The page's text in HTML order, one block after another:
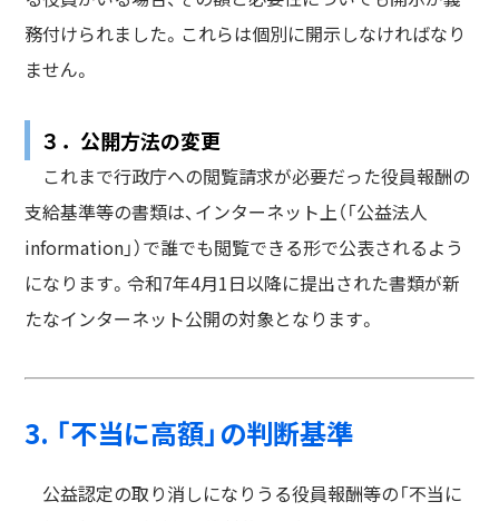
務付けられました。これらは個別に開示しなければなり
ません。
３．公開方法の変更
これまで行政庁への閲覧請求が必要だった役員報酬の
支給基準等の書類は、インターネット上（「公益法人
information」）で誰でも閲覧できる形で公表されるよう
になります。令和7年4月1日以降に提出された書類が新
たなインターネット公開の対象となります。
3. 「不当に高額」の判断基準
公益認定の取り消しになりうる役員報酬等の「不当に